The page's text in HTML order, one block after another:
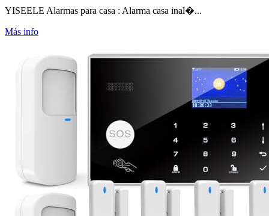
YISEELE Alarmas para casa : Alarma casa inal�...
Más info